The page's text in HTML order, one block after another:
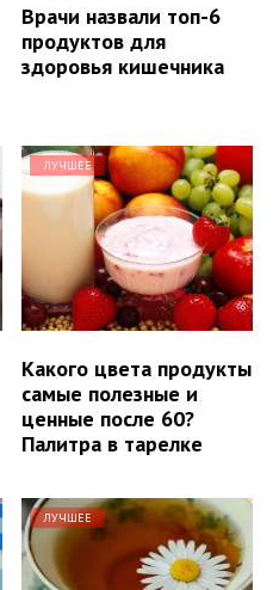
Врачи назвали топ-6
продуктов для
здоровья кишечника
ЛУЧШЕЕ
Какого цвета продукты
самые полезные и
ценные после 60?
Палитра в тарелке
ЛУЧШЕЕ